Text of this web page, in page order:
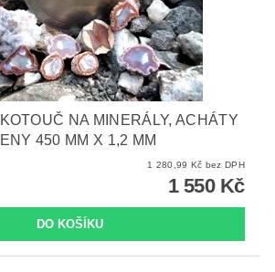
NA MINERÁLY, ACHÁTY
450 MM X 1,2 MM
1 280,99 Kč bez DPH
1 550 Kč